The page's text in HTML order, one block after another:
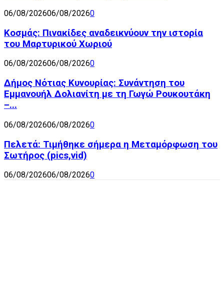
06/08/202606/08/20260
Κοσμάς: Πινακίδες αναδεικνύουν την ιστορία
του Μαρτυρικού Χωριού
06/08/202606/08/20260
Δήμος Νότιας Κυνουρίας: Συνάντηση του
Εμμανουήλ Δολιανίτη με τη Γωγώ Ρουκουτάκη
–...
06/08/202606/08/20260
Πελετά: Τιμήθηκε σήμερα η Μεταμόρφωση του
Σωτήρος (pics,vid)
06/08/202606/08/20260